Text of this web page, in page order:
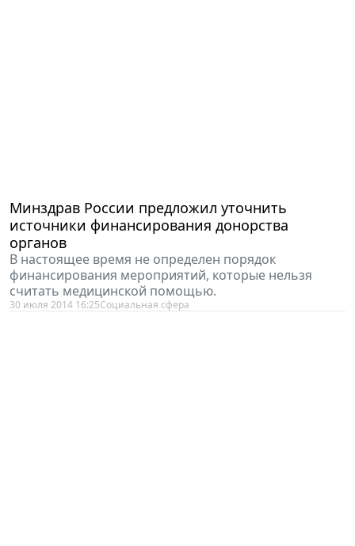
источники финансирования донорства
органов
В настоящее время не определен порядок
финансирования мероприятий, которые нельзя
считать медицинской помощью.
30 июля 2014 16:25 Социальная сфера